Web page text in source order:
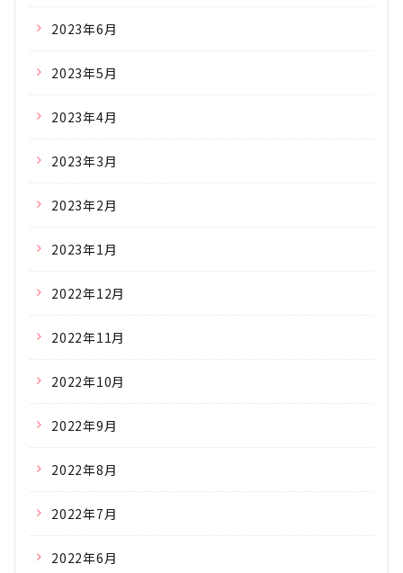
2023年6月
2023年5月
2023年4月
2023年3月
2023年2月
2023年1月
2022年12月
2022年11月
2022年10月
2022年9月
2022年8月
2022年7月
2022年6月